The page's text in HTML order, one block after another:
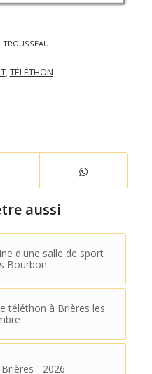
TROUSSEAU
, TÉLÉTHON
aussi
d'une salle de sport
Bourbon
téléthon à Brières les
- 2026